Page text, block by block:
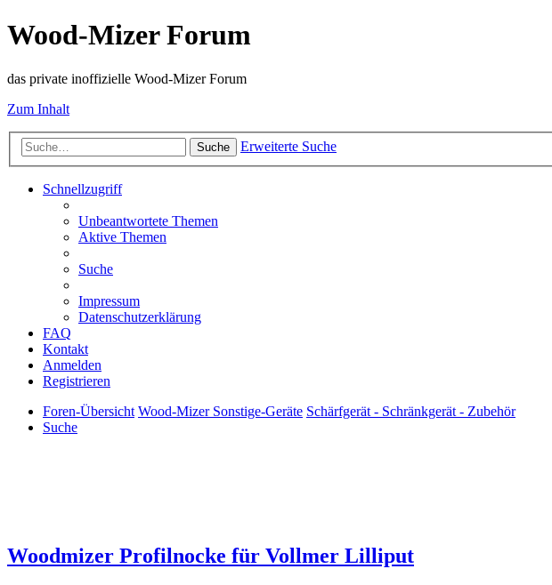
Wood-Mizer Forum
das private inoffizielle Wood-Mizer Forum
Zum Inhalt
Suche Erweiterte Suche
Schnellzugriff
Unbeantwortete Themen
Aktive Themen
Suche
Impressum
Datenschutzerklärung
FAQ
Kontakt
Anmelden
Registrieren
Foren-Übersicht Wood-Mizer Sonstige-Geräte Schärfgerät - Schränkgerät - Zubehör
Suche
Woodmizer Profilnocke für Vollmer Lilliput